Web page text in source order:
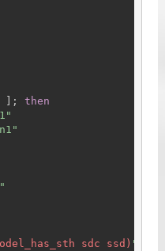
]; then
sdc ssd) "